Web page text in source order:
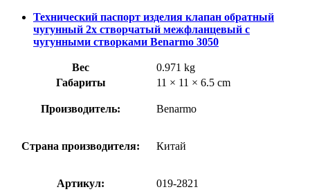
Технический паспорт изделия клапан обратный
чугунный 2х створчатый межфланцевый с
чугунными створками Benarmo 3050
Вес
0.971 kg
Габариты
11 × 11 × 6.5 cm
Производитель: Benarmo
Страна производителя: Китай
Артикул: 019-2821